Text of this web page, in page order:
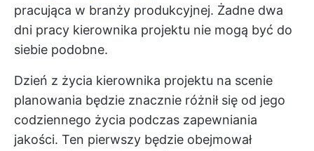
pracująca w branży produkcyjnej. Żadne dwa
dni pracy kierownika projektu nie mogą być do
siebie podobne.
Dzień z życia kierownika projektu na scenie
planowania będzie znacznie różnił się od jego
codziennego życia podczas zapewniania
jakości. Ten pierwszy będzie obejmował